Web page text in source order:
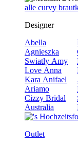
alle curvy
Designer
Abella
Agnieszka
Swiatly Amy
Love Anna
Kara Anifael
Ariamo
Cizzy Bridal
Australia
Outlet